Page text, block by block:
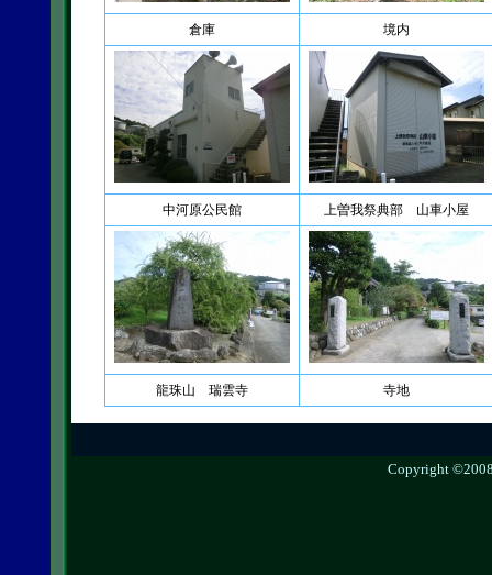
倉庫 境内
中河原公民館 上曽我祭典部 山車小屋
龍珠山 瑞雲寺 寺地
Copyright